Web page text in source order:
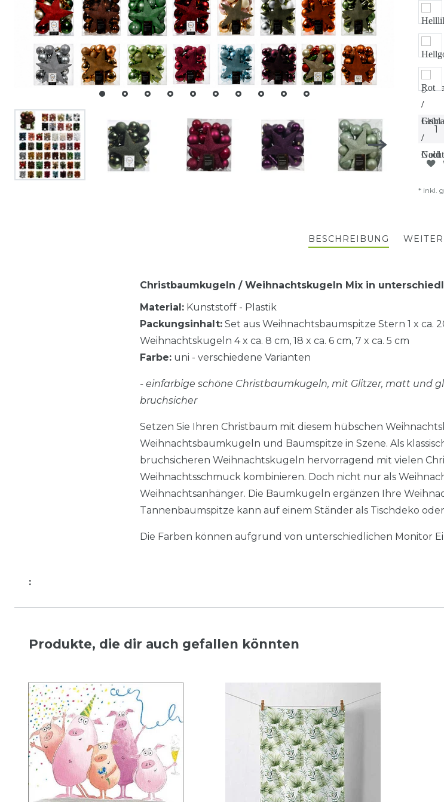
* inkl.
BESCHREIBUNG
Christbaumkugeln / Weihnachtskugeln Mix in
Material: Kunststoff - Plastik
Packungsinhalt: Set aus Weihnachtsbaumspitze Stern 1 x ca.
Weihnachtskugeln 4 x ca. 8 cm, 18 x ca. 6 cm, 7 x ca. 5 cm
Farbe: uni - verschiedene Varianten
- einfarbige schöne Christbaumkugeln, mit Glitzer, matt und
bruchsicher
Setzen Sie Ihren Christbaum mit diesem hübschen
Weihnachtsbaumkugeln und Baumspitze in Szene. Als
bruchsicheren Weihnachtskugeln hervorragend mit vielen
Weihnachtsschmuck kombinieren. Doch nicht nur als
Weihnachtsanhänger. Die Baumkugeln ergänzen Ihre
Tannenbaumspitze kann auf einem Ständer als Tischdeko
Die Farben können aufgrund von unterschiedlichen Monitor
:
Produkte, die dir auch gefallen könnten